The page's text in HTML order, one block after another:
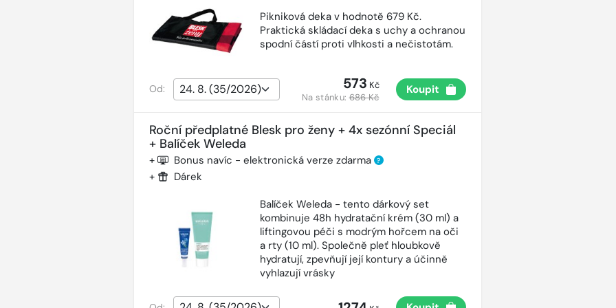
Pikniková deka v hodnotě 679 Kč.
Praktická skládací deka s uchy a ochranou
spodní částí proti vlhkosti a nečistotám.
Od: 573 Kč
Na stánku:686 Kč
Koupit
Roční předplatné Blesk pro ženy + 4x sezónní Speciál
+ Balíček Weleda
+ Bonus navíc - elektronická verze zdarma ?
+
Dárek
Balíček Weleda - tento dárkový set
kombinuje 48h hydratační krém (30 ml) a
liftingovou péči s modrým hořcem na oči
a rty (10 ml). Společně pleť hloubkově
hydratují, zpevňují její kontury a účinně
vyhlazují vrásky